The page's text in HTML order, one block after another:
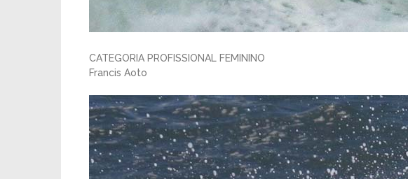
CATEGORIA PROFISSIONAL FEMININO
Francis Aoto